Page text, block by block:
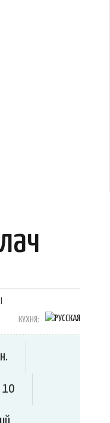
КУХНЯ:
10